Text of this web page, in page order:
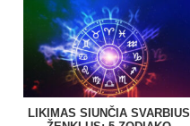
LIKIMAS SIUNČIA SVARBIUS